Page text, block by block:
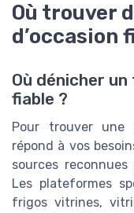
Où trouver
d’occasion
Où dénicher
fiable ?
Pour trouver une
répond à vos
sources
Les plateformes
frigos vitrines,